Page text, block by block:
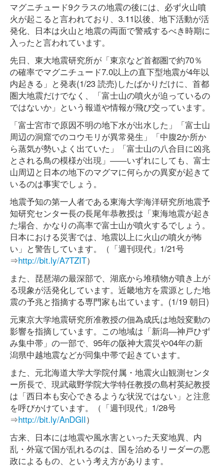
マグニチュード9クラスの地震の後には、必ず火山噴
火が起こると言われており、3.11以後、地下活動が活
発化、日本は火山と地震の両面で警戒するべき時期に
入ったと言われています。
先日、東大地震研究所が「東京など首都圏で約70％
の確率でマグニチュード7.0以上の直下型地震が4年以
内起きる」と発表(1/23 読売)したばかりだけに、首都
圏大地震だけでなく、「富士山の噴火が迫っているの
ではないか」という報道や情報が飛び交っています。
「富士宮市で原因不明の地下水が出水した」「富士山
周辺の洞窟でのコウモリが異常発生」「中腹2か所か
ら蒸気が勢いよく出ていた」「富士山の八合目に凶兆
とされる鳥の模様が出現」――いずれにしても、富士
山周辺と日本の地下のマグマに何らかの異変が起きて
いるのは事実でしょう。
地震予知の第一人者である東海大学海洋研究所地震予
知研究センター長の長尾年恭教授は「東海地震が起き
た場合、かなりの高率で富士山が噴火するでしょう。
日本における災害では、地震以上に火山の噴火が怖
い」と警告しています。（「週刊現代」1/21号
⇒http://bit.ly/A7TZIT）
また、琵琶湖の最深部で、湖底から堆積物が噴き上が
る現象が活発化しています。近畿地方を震源とした地
震の予兆と指摘する専門家も出ています。(1/19 朝日)
元東京大学地震研究所准教授の佃為成氏は地殻変動の
影響を指摘しています。この地域は「新潟―神戸ひず
み集中帯」の一部で、95年の阪神大震災や04年の新
潟県中越地震などが同集中帯で起きています。
また、元北海道大学大学院付属・地震火山観測センタ
ー所長で、現武蔵野学院大学特任教授の島村英紀教授
は「西日本も安心できるような状況ではない」と注意
を呼びかけています。（「週刊現代」1/28号
⇒http://bit.ly/AnDGlI）
古来、日本には地震や風水害といった天変地異、内
乱・外寇で国が乱れるのは、国を治めるリーダーの悪
政によるもの、という考え方があります。